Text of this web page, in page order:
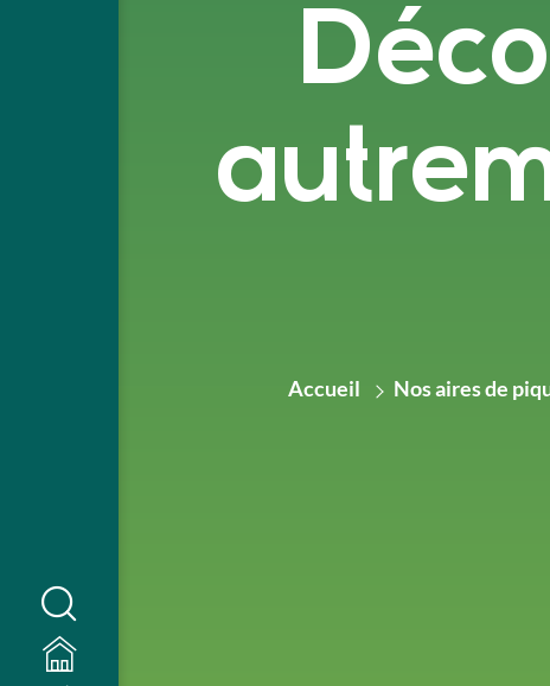
Accueil Nos aires de